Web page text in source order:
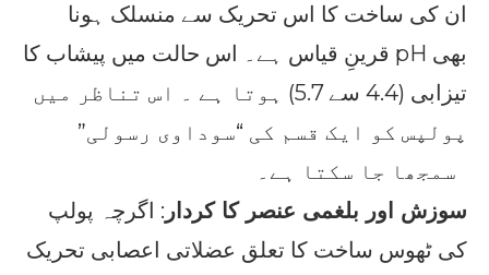
ان کی ساخت کا اس تحریک سے منسلک ہونا
قرینِ قیاس ہے۔ اس حالت میں پیشاب کا pH بھی
تیزابی (4.4 سے 5.7) ہوتا ہے ۔ اس تناظر میں
پولپس کو ایک قسم کی “سوداوی رسولی”
سوزش اور بلغمی عنصر کا کردار : اگرچہ پولپ
کی ٹھوس ساخت کا تعلق عضلاتی اعصابی تحریک